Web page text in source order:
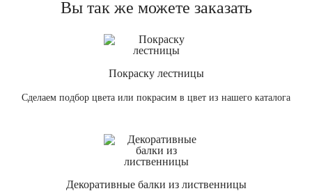
Вы так же можете заказать
Покраску лестницы
Сделаем подбор цвета или покрасим в цвет из нашего каталога
Декоративные балки из лиственницы